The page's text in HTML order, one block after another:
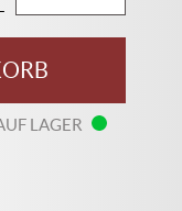
LAGER